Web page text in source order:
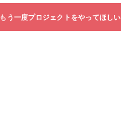
もう一度プロジェクトをやってほしい